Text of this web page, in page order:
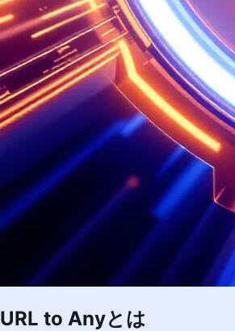
URL to Anyとは